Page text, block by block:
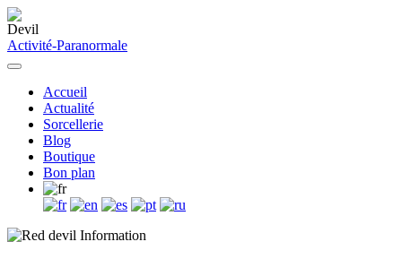
Activité-Paranormale
Accueil
Actualité
Sorcellerie
Blog
Boutique
Bon plan
Information